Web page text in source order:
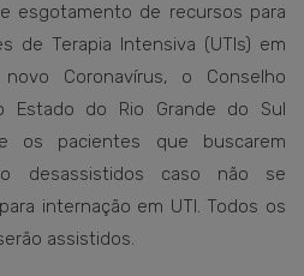
esgotamento de recursos para
de Terapia Intensiva (UTIs) em
Coronavírus, o Conselho
Estado do Rio Grande do Sul
os pacientes que buscarem
desassistidos caso não se
internação em UTI. Todos os
assistidos.